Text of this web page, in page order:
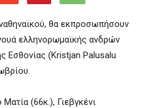
θα εκπροσωπήσουν
ελληνορωμαϊκής ανδρών
Εσθονίας (Kristjan Palusalu
(66κ.), Γιεβγκένι